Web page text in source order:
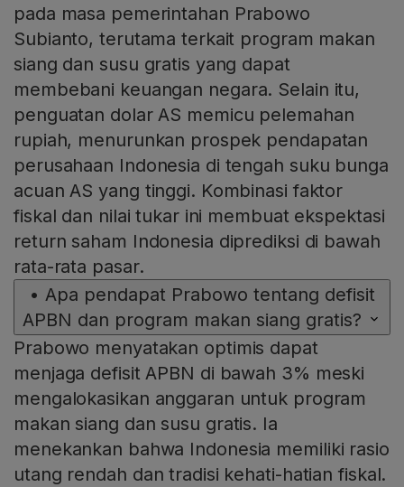
pada masa pemerintahan Prabowo
Subianto, terutama terkait program makan
siang dan susu gratis yang dapat
membebani keuangan negara. Selain itu,
penguatan dolar AS memicu pelemahan
rupiah, menurunkan prospek pendapatan
perusahaan Indonesia di tengah suku bunga
acuan AS yang tinggi. Kombinasi faktor
fiskal dan nilai tukar ini membuat ekspektasi
return saham Indonesia diprediksi di bawah
rata-rata pasar.
• Apa pendapat Prabowo tentang defisit
APBN dan program makan siang gratis?
Prabowo menyatakan optimis dapat
menjaga defisit APBN di bawah 3% meski
mengalokasikan anggaran untuk program
makan siang dan susu gratis. Ia
menekankan bahwa Indonesia memiliki rasio
utang rendah dan tradisi kehati-hatian fiskal.